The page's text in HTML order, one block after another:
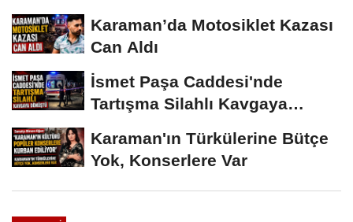
Karaman’da Motosiklet Kazası
Can Aldı
İsmet Paşa Caddesi'nde
Tartışma Silahlı Kavgaya
Karaman'ın Türkülerine Bütçe
Yok, Konserlere Var